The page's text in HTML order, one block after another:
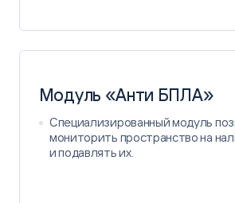
Модуль «Анти БПЛА»
Специализированный модуль
мониторить пространство на
и подавлять их.